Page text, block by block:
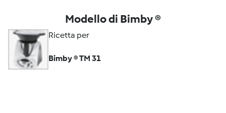
Modello di Bimby ®
Ricetta per
Bimby ® TM 31